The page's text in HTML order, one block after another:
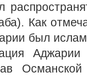
Как
был